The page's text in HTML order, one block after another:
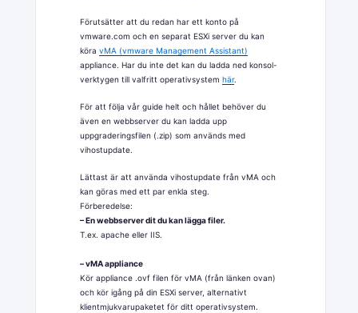
Förutsätter att du redan har ett konto på
vmware.com och en separat ESXi server du kan
köra vMA (vmware Management Assistant)
appliance. Har du inte det kan du ladda ned konsol-
verktygen till valfritt operativsystem här.
För att följa vår guide helt och hållet behöver du
även en webbserver du kan ladda upp
uppgraderingsfilen (.zip) som används med
vihostupdate.
Lättast är att använda vihostupdate från vMA och
kan göras med ett par enkla steg.
Förberedelse:
– En webbserver dit du kan lägga filer.
T.ex. apache eller IIS.
– vMA appliance
Kör appliance .ovf filen för vMA (från länken ovan)
och kör igång på din ESXi server, alternativt
klientmjukvarupaketet för ditt operativsystem.